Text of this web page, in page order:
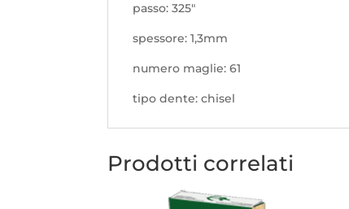
passo: 325"
spessore: 1,3mm
numero maglie: 61
tipo dente: chisel
Prodotti correlati